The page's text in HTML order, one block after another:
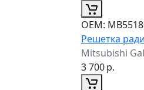
ОЕМ:
Решетка
Mitsubishi
3 700р.